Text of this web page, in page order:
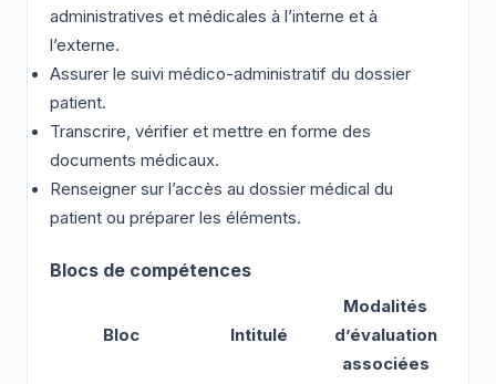
administratives et médicales à l’interne et à
l’externe.
Assurer le suivi médico-administratif du dossier
patient.
Transcrire, vérifier et mettre en forme des
documents médicaux.
Renseigner sur l’accès au dossier médical du
patient ou préparer les éléments.
Blocs de compétences
Bloc Intitulé
Modalités
d’évaluation
associées